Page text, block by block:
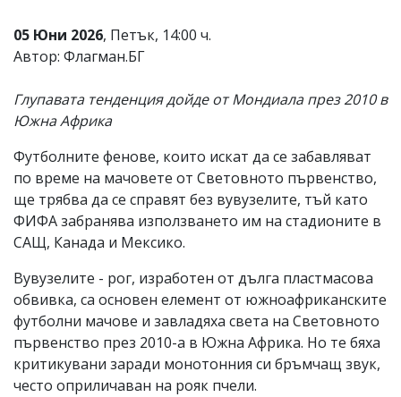
под
статиите
от
читателите
редакцията
не
носи
отговорност
за
тях!
Ако
обиден
вас
коментар,
моля
ни!
05 Юни 2026, Петък, 14:00 ч.
Автор: Флагман.БГ
Глупавата тенденция дойде от Мондиала през 2010 в
Южна Африка
Футболните фенове, които искат да се забавляват
по време на мачовете от Световното първенство,
ще трябва да се справят без вувузелите, тъй като
ФИФА забранява използването им на стадионите в
САЩ, Канада и Мексико.
Вувузелите - рог, изработен от дълга пластмасова
обвивка, са основен елемент от южноафриканските
футболни мачове и завладяха света на Световното
първенство през 2010-а в Южна Африка. Но те бяха
критикувани заради монотонния си бръмчащ звук,
често оприличаван на рояк пчели.